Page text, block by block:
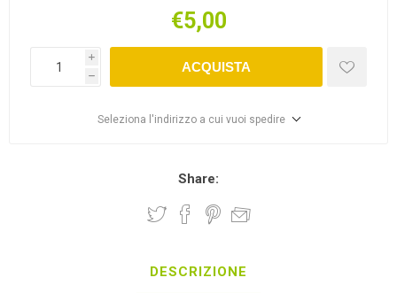
€5,00
i
h
ACQUISTA
Seleziona l'indirizzo a cui vuoi spedire
Share:
DESCRIZIONE